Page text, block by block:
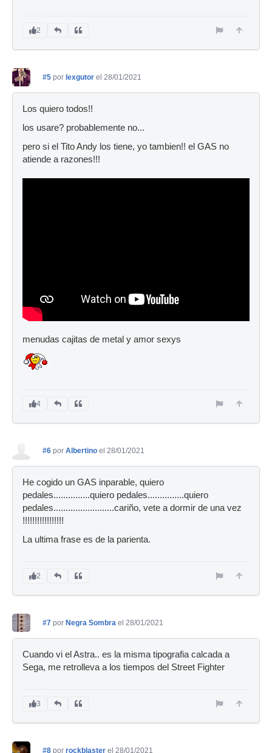
2
#5 por lexgutor el 28/01/2021
Los quiero todos!!
los usare? probablemente no...
pero si el Tito Andy los tiene, yo tambien!! el GAS no
atiende a razones!!!
menudas cajitas de metal y amor sexys
4
#6 por Albertino el 28/01/2021
He cogido un GAS inparable, quiero
pedales...............quiero pedales...............quiero
pedales.........................cariño, vete a dormir de una vez
!!!!!!!!!!!!!!!!!
La ultima frase es de la parienta.
2
#7 por Negra Sombra el 28/01/2021
Cuando vi el Astra.. es la misma tipografia calcada a
Sega, me retrolleva a los tiempos del Street Fighter
3
#8 por rockblaster el 28/01/2021